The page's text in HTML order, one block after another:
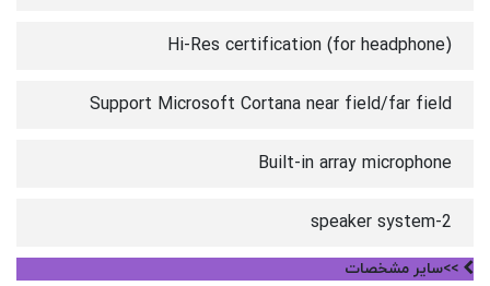
Hi-Res certification (for headphone)
Support Microsoft Cortana near field/far field
Built-in array microphone
2-speaker system
>>سایر مشخصات